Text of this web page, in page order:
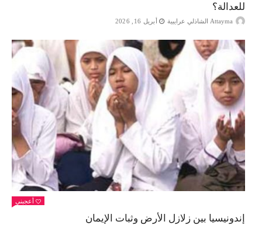
للعدالة؟
Attayma الشاذلي عرايبية أبريل 16, 2026
أعجبني
إندونيسيا بين زلازل الأرض وثبات الإيمان